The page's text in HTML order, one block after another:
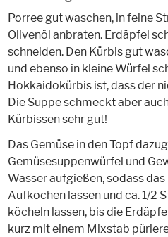
Porree gut waschen, in feine
Olivenöl anbraten. Erdäpfel
schneiden. Den Kürbis gut
und ebenso in kleine Würfel
Hokkaidokürbis ist, dass der
Die Suppe schmeckt aber
Kürbissen sehr gut!
Das Gemüse in den Topf
Gemüsesuppenwürfel und
Wasser aufgießen, sodass
Aufkochen lassen und ca. 1/2
köcheln lassen, bis die
kurz mit einem Mixstab